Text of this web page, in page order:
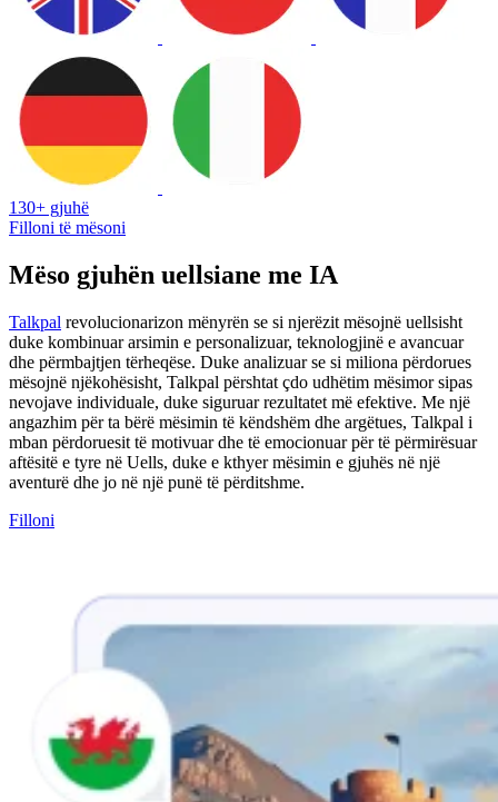
130+ gjuhë
Filloni të mësoni
Mëso gjuhën uellsiane me IA
Talkpal revolucionarizon mënyrën se si njerëzit mësojnë uellsisht
duke kombinuar arsimin e personalizuar, teknologjinë e avancuar
dhe përmbajtjen tërheqëse. Duke analizuar se si miliona përdorues
mësojnë njëkohësisht, Talkpal përshtat çdo udhëtim mësimor sipas
nevojave individuale, duke siguruar rezultatet më efektive. Me një
angazhim për ta bërë mësimin të këndshëm dhe argëtues, Talkpal i
mban përdoruesit të motivuar dhe të emocionuar për të përmirësuar
aftësitë e tyre në Uells, duke e kthyer mësimin e gjuhës në një
aventurë dhe jo në një punë të përditshme.
Filloni